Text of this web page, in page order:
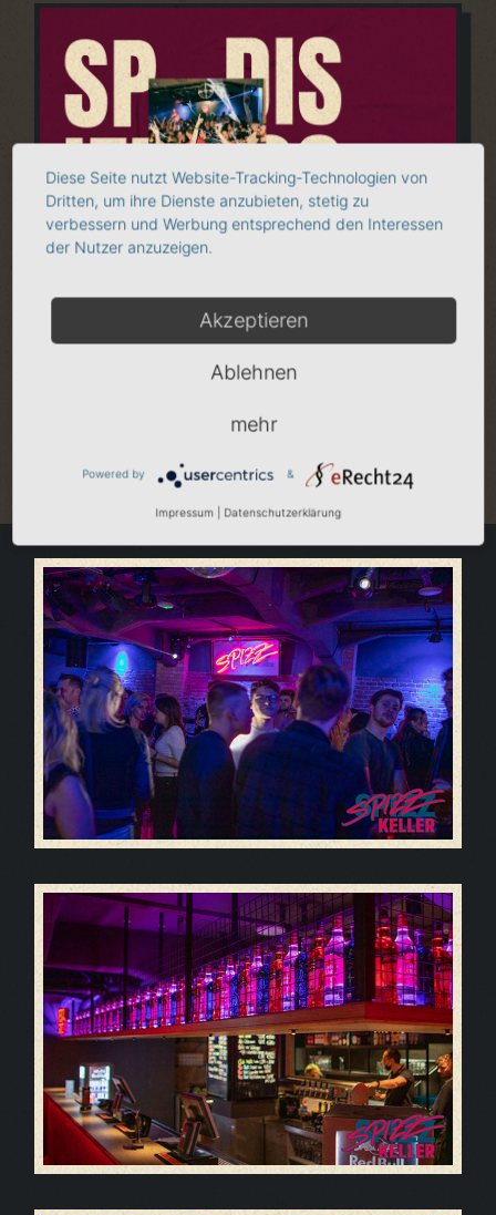
SPIZZ Disco
mehr INFO
Diese Seite nutzt Website-Tracking-Technologien von
Dritten, um ihre Dienste anzubieten, stetig zu
verbessern und Werbung entsprechend den Interessen
der Nutzer anzuzeigen.
Akzeptieren
Ablehnen
mehr
Powered by &
Impressum Datenschutzerklärung